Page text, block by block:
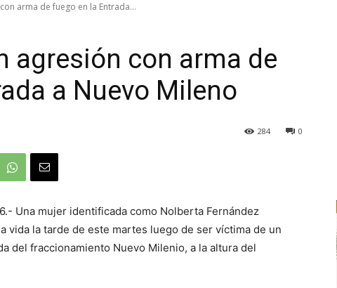
arma de fuego en la Entrada...
agresión con arma de
a Nuevo Mileno
0
284
Una mujer identificada como Nolberta Fernández
vida la tarde de este martes luego de ser víctima de un
del fraccionamiento Nuevo Milenio, a la altura del